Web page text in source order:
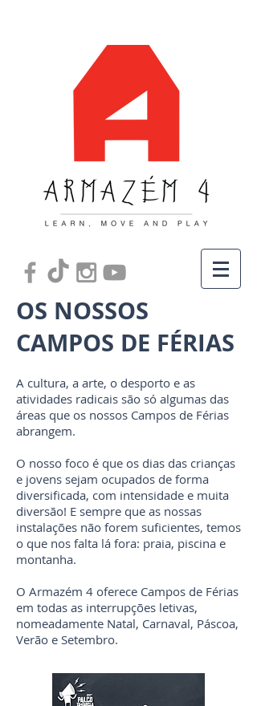
OS NOSSOS
CAMPOS DE FÉRIAS
A cultura, a arte, o desporto e as
atividades radicais são só algumas das
áreas que os nossos Campos de Férias
abrangem.
O nosso foco é que os dias das crianças
e jovens sejam ocupados de forma
diversificada, com intensidade e muita
diversão! E sempre que as nossas
instalações não forem suficientes, temos
o que nos falta lá fora: praia, piscina e
montanha.
O Armazém 4 oferece Campos de Férias
em todas as interrupções letivas,
nomeadamente Natal, Carnaval, Páscoa,
Verão e Setembro.